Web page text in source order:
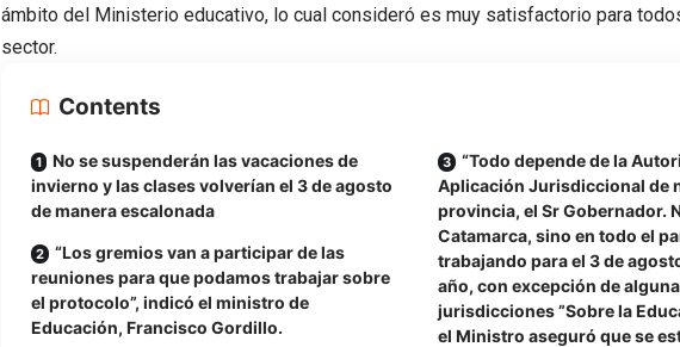
ámbito del Ministerio educativo, lo cual consideró es muy satisfactorio para
sector.
Contents
No se suspenderán las vacaciones de
invierno y las clases volverían el 3 de agosto
de manera escalonada
“Los gremios van a participar de las
reuniones para que podamos trabajar sobre
el protocolo”, indicó el ministro de
Educación, Francisco Gordillo.
“Todo depende de la
Aplicación Jurisdiccional de
provincia, el Sr Gobernador.
Catamarca, sino en todo el
trabajando para el 3 de
año, con excepción de
jurisdicciones ”Sobre la
el Ministro aseguró que se